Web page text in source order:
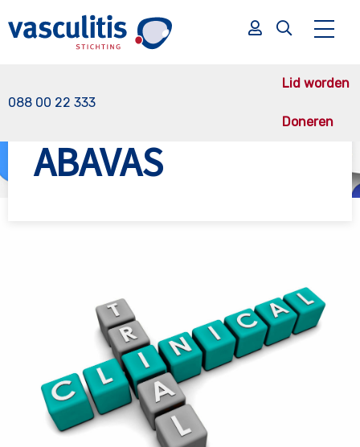
088 00 22 333
Lid worden
Doneren
Zoek
Zoek
ABAVAS (geannuleerd)
ABAVAS